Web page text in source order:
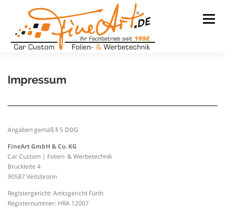
Menü
Impressum
Angaben gemäß § 5 DDG
FineArt GmbH & Co. KG
Car Custom | Folien- & Werbetechnik
Bruckleite 4
90587 Veitsbronn
Registergericht: Amtsgericht Fürth
Registernummer: HRA 12007